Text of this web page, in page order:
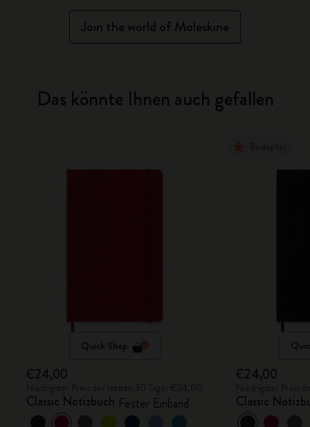
Join the world of Moleskine
Das könnte Ihnen auch gefallen
Quick Shop
€24,00
Classic Notizbuch Fester Einband
€24,00
Classic